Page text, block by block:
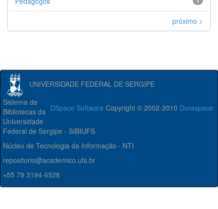
próximo >
UNIVERSIDADE FEDERAL DE SERGIPE
DSpace Software Copyright © 2002-2010 Duraspace
Sistema de
Bibliotecas da
Universidade
Federal de Sergipe - SIBIUFS
Núcleo de Tecnologia da Informação - NTI
repositorio@academico.ufs.br
+55 79 3194-6528